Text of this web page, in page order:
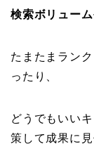
検索ボリュー
たまたまラン
ったり、
どうでもいい
策して成果に